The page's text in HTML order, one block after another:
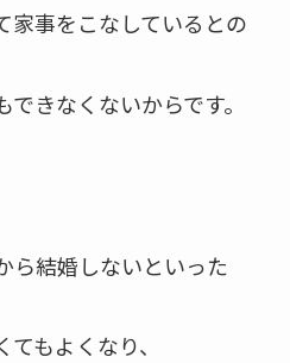
家事をこなしているとの
きなくないからです。
ら結婚しないといった
もよくなり、